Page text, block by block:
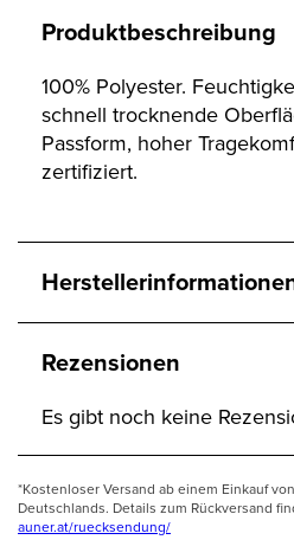
Produktbeschreibung
100% Polyester.
schnell trocknende
Passform, hoher
zertifiziert.
Rezensionen
Es gibt noch keine
*Kostenloser Versand ab einem Einkauf
Deutschlands. Details zum Rückversand
auner.at/ruecksendung/